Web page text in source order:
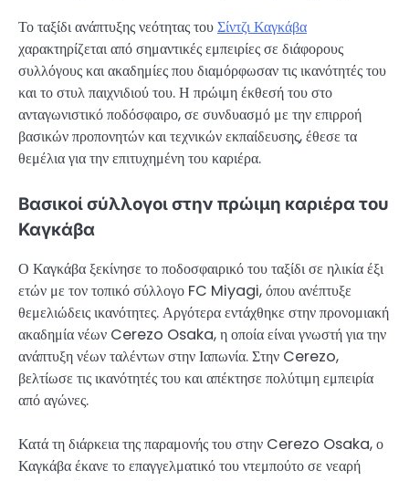
Το ταξίδι ανάπτυξης νεότητας τουΣίντζι Καγκάβα
χαρακτηρίζεται από σημαντικές εμπειρίες σε διάφορους
συλλόγους και ακαδημίες που διαμόρφωσαν τις ικανότητές του
και το στυλ παιχνιδιού του. Η πρώιμη έκθεσή του στο
ανταγωνιστικό ποδόσφαιρο, σε συνδυασμό με την επιρροή
βασικών προπονητών και τεχνικών εκπαίδευσης, έθεσε τα
θεμέλια για την επιτυχημένη του καριέρα.
Βασικοί σύλλογοι στην πρώιμη καριέρα του
Καγκάβα
Ο Καγκάβα ξεκίνησε το ποδοσφαιρικό του ταξίδι σε ηλικία έξι
ετών με τον τοπικό σύλλογο FC Miyagi, όπου ανέπτυξε
θεμελιώδεις ικανότητες. Αργότερα εντάχθηκε στην προνομιακή
ακαδημία νέων Cerezo Osaka, η οποία είναι γνωστή για την
ανάπτυξη νέων ταλέντων στην Ιαπωνία. Στην Cerezo,
βελτίωσε τις ικανότητές του και απέκτησε πολύτιμη εμπειρία
από αγώνες.
Κατά τη διάρκεια της παραμονής του στην Cerezo Osaka, ο
Καγκάβα έκανε το επαγγελματικό του ντεμπούτο σε νεαρή